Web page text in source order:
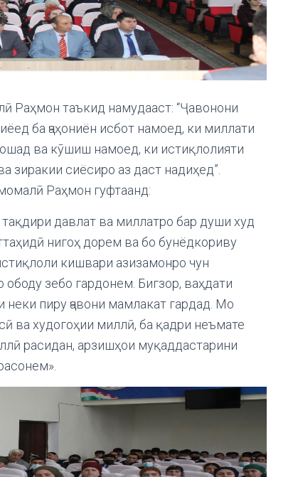
Раҳмон таъкид намудааст: “Ҷавонони
ба ҷаҳониён исбот намоед, ки миллати
ва кӯшиш намоед, ки истиқлолияти
зиракии сиёсиро аз даст надиҳед”.
Раҳмон гуфтаанд:
давлат ва миллатро бар души худ
нигоҳ дорем ва бо бунёдкориву
кишвари азизамонро чун
зебо гардонем. Бигзор, ваҳдати
пиру ҷавони мамлакат гардад. Мо
ва худогоҳии миллӣ, ба қадри неъмате
расидан, арзишҳои муқаддастарини